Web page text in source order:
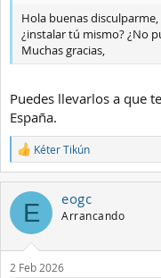
Hola buenas
¿instalar tú mismo? ¿No
Muchas gracias,
Puedes llevarlos a que
España.
R
e
a
c
i
n
e
Kéter Tikún
E eogc
Arrancando
2 Feb 2026